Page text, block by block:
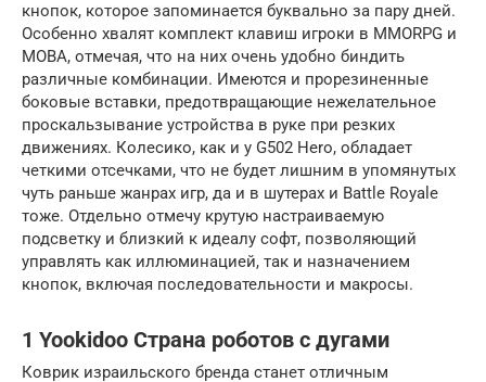
кнопок, которое запоминается буквально за пару дней.
Особенно хвалят комплект клавиш игроки в MMORPG и
MOBA, отмечая, что на них очень удобно биндить
различные комбинации. Имеются и прорезиненные
боковые вставки, предотвращающие нежелательное
проскальзывание устройства в руке при резких
движениях. Колесико, как и у G502 Hero, обладает
четкими отсечками, что не будет лишним в упомянутых
чуть раньше жанрах игр, да и в шутерах и Battle Royale
тоже. Отдельно отмечу крутую настраиваемую
подсветку и близкий к идеалу софт, позволяющий
управлять как иллюминацией, так и назначением
кнопок, включая последовательности и макросы.
1 Yookidoo Страна роботов с дугами
Коврик израильского бренда станет отличным